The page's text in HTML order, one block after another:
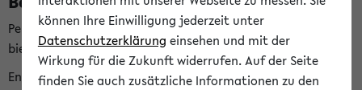
Per E-Mail eingestellt von nachhaltigkeitsbuero@uni-
bielefeld.de an den Verteiler 'Alle Studierenden':
English version below
können Ihre Einwilligung jederzeit unter
Datenschutzerklärung einsehen und mit der
Wirkung für die Zukunft widerrufen. Auf der Seite
finden Sie auch zusätzliche Informationen zu den